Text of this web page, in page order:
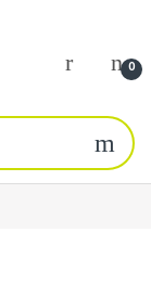
0